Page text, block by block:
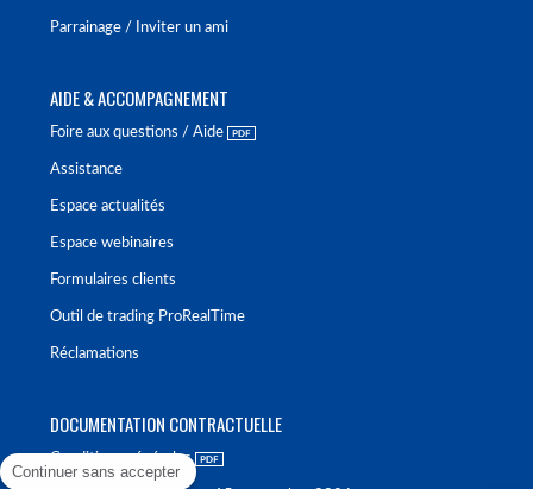
Parrainage / Inviter un ami
AIDE & ACCOMPAGNEMENT
Foire aux questions / Aide
Assistance
Espace actualités
Espace webinaires
Formulaires clients
Outil de trading ProRealTime
Réclamations
DOCUMENTATION CONTRACTUELLE
Conditions générales
Continuer sans accepter